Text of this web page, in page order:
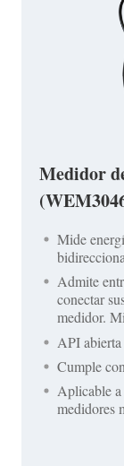
Medidor
Mide
Admite
conectar
medidor.
API
Cumple
Aplicable a
medidores